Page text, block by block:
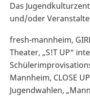
Das
und/oder
fresh-mannheim,
Theater, „S!T UP“
Mannheim, CLOSE
Jugendwahlen,